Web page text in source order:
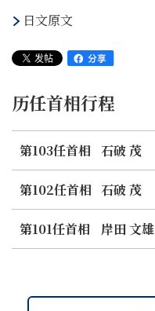
日文原文
历任首相行程
第103任首相 石破 茂
第102任首相 石破 茂
第101任首相
岸田 文雄